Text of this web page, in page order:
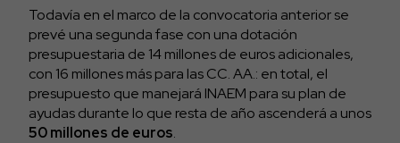
Todavía en el marco de la convocatoria anterior se
prevé una segunda fase con una dotación
presupuestaria de 14 millones de euros adicionales,
con 16 millones más para las CC. AA.: en total, el
presupuesto que manejará INAEM para su plan de
ayudas durante lo que resta de año ascenderá a unos
50 millones de euros.